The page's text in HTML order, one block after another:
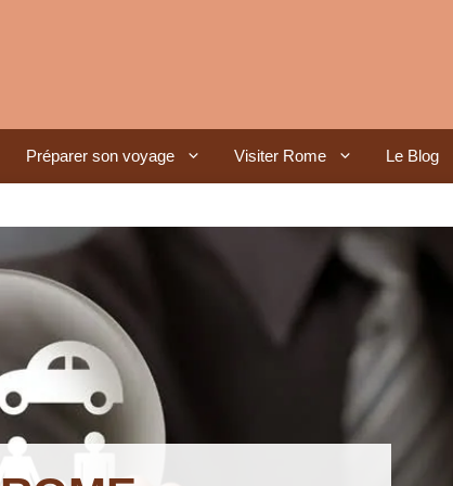
Préparer son voyage Visiter Rome Le Blog